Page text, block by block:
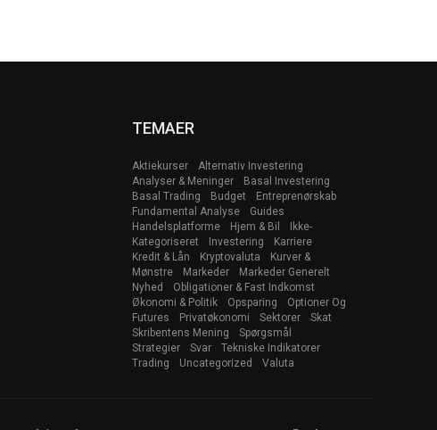
TEMAER
Aktiekurser
Alternativ Investering
Analyser & Meninger
Basal Investering
Basal Trading
Budget
Entreprenørskab
Fundamental Analyse
Guides
Handelsplatforme
Hjem & Bil
Ikke-
Kategoriseret
Investering
Karriere
Kredit & Lån
Kryptovaluta
Kurver &
Mønstre
Markeder
Markeder Generelt
Nyhed
Obligationer & Fast Indkomst
Økonomi & Politik
Opsparing
Optioner Og
Futures
Privatøkonomi Sektorer
Skat
Skribentens Mening
Spørgsmål
Strategier
Svar
Tekniske Indikatorer
Trading
Uncategorized Valuta